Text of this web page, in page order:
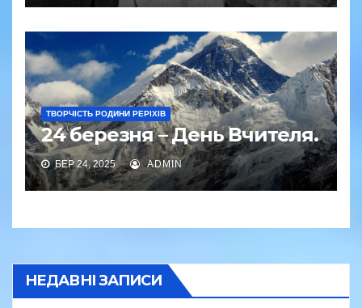
ТВОРЧІСТЬ РОДИНИ РЕРІХІВ
24 березня – День Вчителя.
БЕР 24, 2025 ADMIN
НЕДАВНІ ЗАПИСИ